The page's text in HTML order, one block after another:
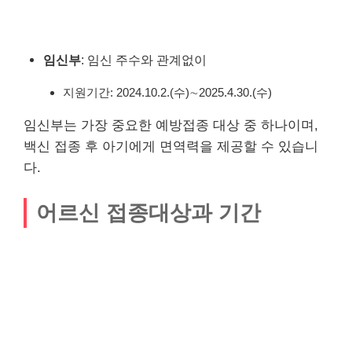
임신부: 임신 주수와 관계없이
지원기간: 2024.10.2.(수)∼2025.4.30.(수)
임신부는 가장 중요한 예방접종 대상 중 하나이며,
백신 접종 후 아기에게 면역력을 제공할 수 있습니
다.
어르신 접종대상과 기간